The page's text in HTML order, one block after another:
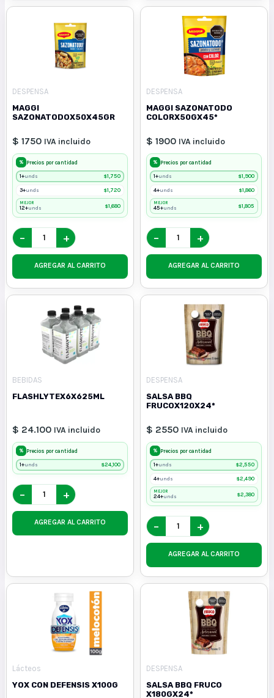
DESPENSA
MAGGI
SAZONATODOX50X45GR
$ 1750 IVA incluido
% Precios por cantidad
1+unds $1,750
3+unds $1,720
MEJOR
12+unds $1,680
− +
AGREGAR AL CARRITO
DESPENSA
MAGGI SAZONATODO
COLORX50GX45*
$ 1900 IVA incluido
% Precios por cantidad
1+unds $1,900
4+unds $1,860
MEJOR
45+unds $1,805
− +
AGREGAR AL CARRITO
BEBIDAS
FLASHLYTEX6X625ML
$ 24.100 IVA incluido
% Precios por cantidad
1+unds $24,100
− +
AGREGAR AL CARRITO
DESPENSA
SALSA BBQ
FRUCOX120X24*
$ 2550 IVA incluido
% Precios por cantidad
1+unds $2,550
4+unds $2,490
MEJOR
24+unds $2,380
− +
AGREGAR AL CARRITO
Lácteos
YOX CON DEFENSIS X100G
DESPENSA
SALSA BBQ FRUCO
X180GX24*